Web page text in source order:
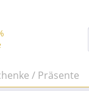
/ Präsente